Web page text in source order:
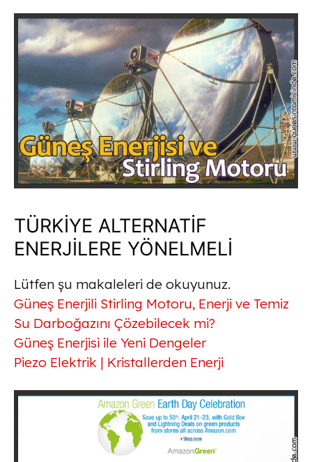
TÜRKİYE ALTERNATİF
ENERJİLERE YÖNELMELİ
Lütfen şu makaleleri de okuyunuz.
Güneş Enerjili Stirling Motoru, Enerji ve Temiz
Su Darboğazını Çözebilecek mi?
Güneş Enerjisi ile Yeni Dengeler
Piezo Elektrik | Kristallerden Enerji